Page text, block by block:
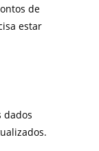
de
estar
dados